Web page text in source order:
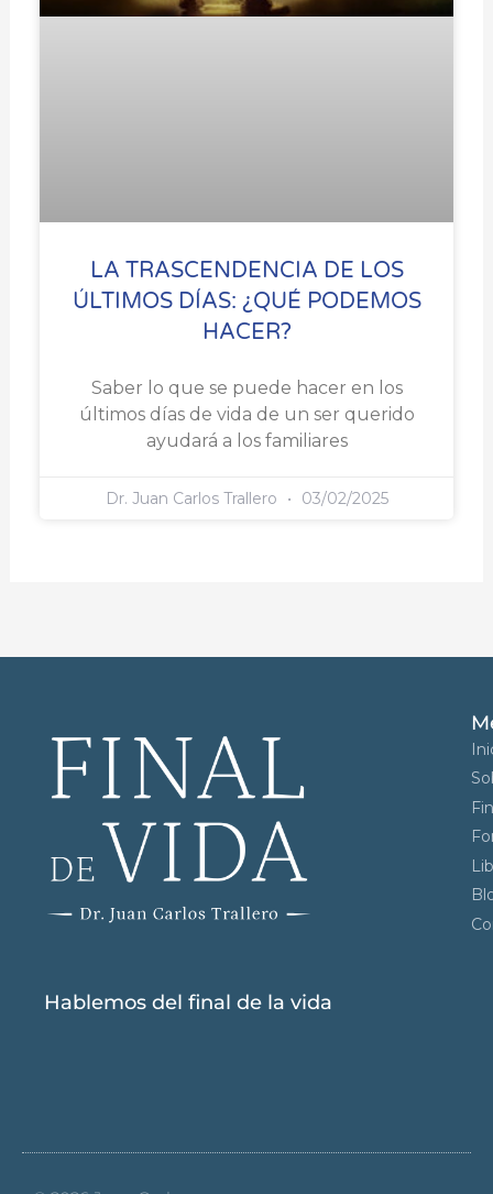
LA TRASCENDENCIA DE LOS
ÚLTIMOS DÍAS: ¿QUÉ PODEMOS
HACER?
Saber lo que se puede hacer en los
últimos días de vida de un ser querido
ayudará a los familiares
Dr. Juan Carlos Trallero 03/02/2025
Hablemos del final de la vida